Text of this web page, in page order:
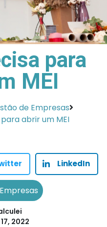
para
MEI
de Empresas
abrir um MEI
LinkedIn
2022